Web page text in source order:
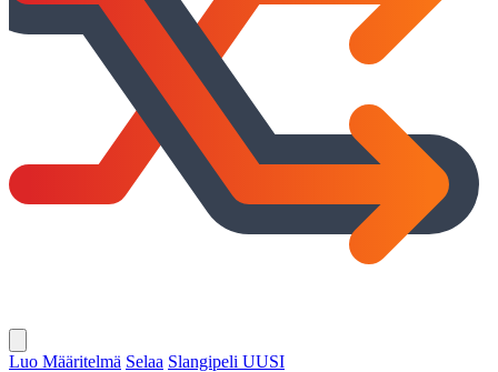
Luo Määritelmä Selaa Slangipeli UUSI